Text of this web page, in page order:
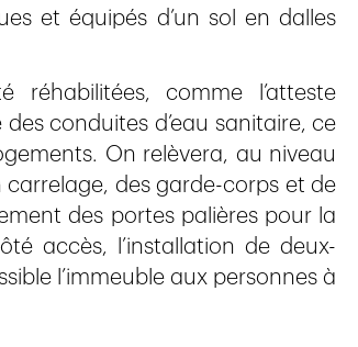
et équipés d’un sol en dalles
réhabilitées, comme l’atteste
conduites d’eau sanitaire, ce
On relèvera, au niveau
des garde-corps et de
des portes palières pour la
accès, l’installation de deux-
l’immeuble aux personnes à